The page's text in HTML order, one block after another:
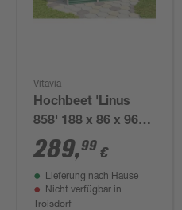
Vitavia
Hochbeet 'Linus
858' 188 x 86 x 96
cm grün
289,99 €
Lieferung nach Hause
Nicht verfügbar in
Troisdorf